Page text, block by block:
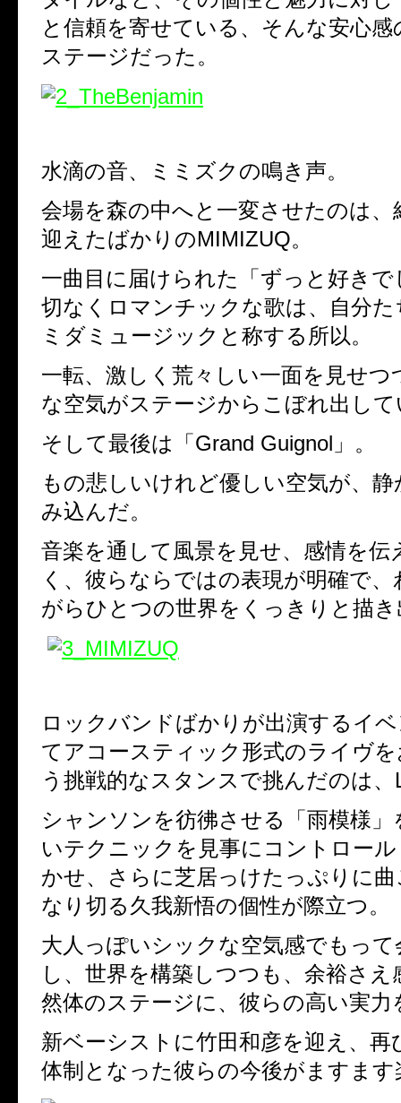
と信頼を寄せている、そんな安心
ステージだった。
水滴の音、ミミズクの鳴き声。
会場を森の中へと一変させたのは、
迎えたばかりのMIMIZUQ。
一曲目に届けられた「ずっと好き
切なくロマンチックな歌は、自分
ミダミュージックと称する所以。
一転、激しく荒々しい一面を見せつ
な空気がステージからこぼれ出し
そして最後は「Grand Guignol」。
もの悲しいけれど優しい空気が、
み込んだ。
音楽を通して風景を見せ、感情を伝
く、彼らならではの表現が明確で
がらひとつの世界をくっきりと描
ロックバンドばかりが出演するイ
てアコースティック形式のライヴ
う挑戦的なスタンスで挑んだのは、
シャンソンを彷彿させる「雨模様
いテクニックを見事にコントロー
かせ、さらに芝居っけたっぷりに
なり切る久我新悟の個性が際立つ。
大人っぽいシックな空気感でもって
し、世界を構築しつつも、余裕さ
然体のステージに、彼らの高い実力
新ベーシストに竹田和彦を迎え、再
体制となった彼らの今後がますま